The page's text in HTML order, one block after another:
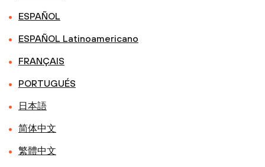
ESPAÑOL
ESPAÑOL Latinoamericano
FRANÇAIS
PORTUGUÉS
日本語
简体中文
繁體中文